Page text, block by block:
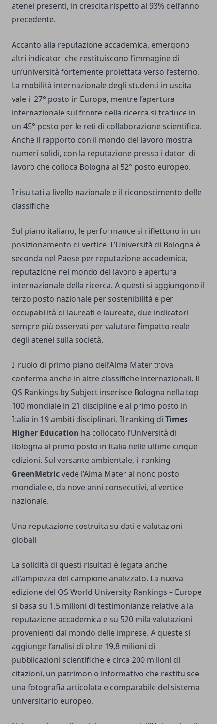
atenei presenti, in crescita rispetto al 93% dell’anno
precedente.
Accanto alla reputazione accademica, emergono
altri indicatori che restituiscono l’immagine di
un’università fortemente proiettata verso l’esterno.
La mobilità internazionale degli studenti in uscita
vale il 27° posto in Europa, mentre l’apertura
internazionale sul fronte della ricerca si traduce in
un 45° posto per le reti di collaborazione scientifica.
Anche il rapporto con il mondo del lavoro mostra
numeri solidi, con la reputazione presso i datori di
lavoro che colloca Bologna al 52° posto europeo.
I risultati a livello nazionale e il riconoscimento delle
classifiche
Sul piano italiano, le performance si riflettono in un
posizionamento di vertice. L’Università di Bologna è
seconda nel Paese per reputazione accademica,
reputazione nel mondo del lavoro e apertura
internazionale della ricerca. A questi si aggiungono il
terzo posto nazionale per sostenibilità e per
occupabilità di laureati e laureate, due indicatori
sempre più osservati per valutare l’impatto reale
degli atenei sulla società.
Il ruolo di primo piano dell’Alma Mater trova
conferma anche in altre classifiche internazionali. Il
QS Rankings by Subject inserisce Bologna nella top
100 mondiale in 21 discipline e al primo posto in
Italia in 19 ambiti disciplinari. Il ranking di Times
Higher Education ha collocato l’Università di
Bologna al primo posto in Italia nelle ultime cinque
edizioni. Sul versante ambientale, il ranking
GreenMetricvede l’Alma Mater al nono posto
mondiale e, da nove anni consecutivi, al vertice
nazionale.
Una reputazione costruita su dati e valutazioni
globali
La solidità di questi risultati è legata anche
all’ampiezza del campione analizzato. La nuova
edizione del QS World University Rankings – Europe
si basa su 1,5 milioni di testimonianze relative alla
reputazione accademica e su 520 mila valutazioni
provenienti dal mondo delle imprese. A queste si
aggiunge l’analisi di oltre 19,8 milioni di
pubblicazioni scientifiche e circa 200 milioni di
citazioni, un patrimonio informativo che restituisce
una fotografia articolata e comparabile del sistema
universitario europeo.